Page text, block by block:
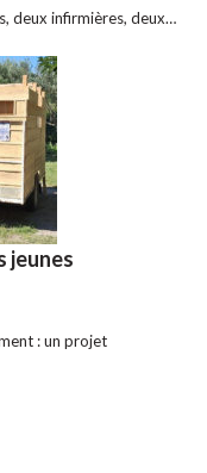
deux infirmières, deux…
jeunes
: un projet